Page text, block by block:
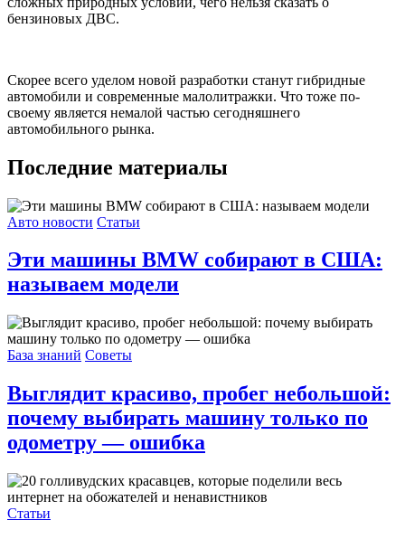
бензиновых ДВС.
Скорее всего уделом новой разработки станут гибридные
автомобили и современные малолитражки. Что тоже по-
своему является немалой частью сегодняшнего
автомобильного рынка.
Последние материалы
Авто новости Статьи
Эти машины BMW собирают в США:
называем модели
База знаний Советы
Выглядит красиво, пробег небольшой:
почему выбирать машину только по
одометру — ошибка
Статьи